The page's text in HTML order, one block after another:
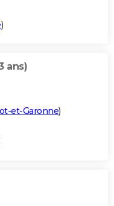
)
ans)
et-Garonne)